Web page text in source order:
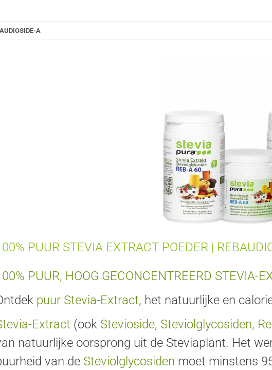
A
PUUR STEVIA EXTRACT POEDER |
PUUR, HOOG GECONCENTREERD STEVIA-
puur Stevia-Extract, het natuurlijke en
Extract (ook Stevioside, Steviolglycosiden,
natuurlijke oorsprong uit de Steviaplant. Het
van de Steviolglycosiden moet minstens